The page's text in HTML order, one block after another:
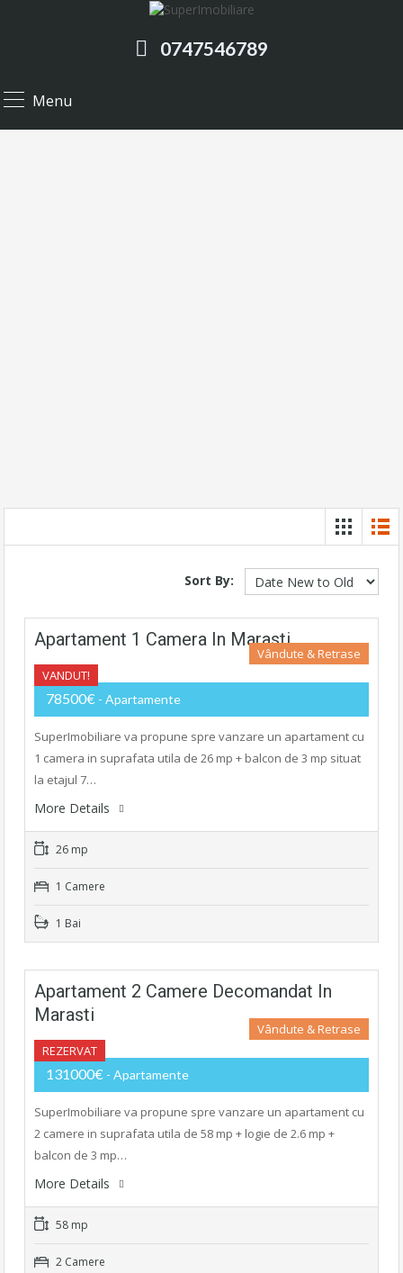
0747546789
Menu
Sort By:
Apartament 1 Camera In Marasti
VANDUT!
Vândute & Retrase
78500€ - Apartamente
SuperImobiliare va propune spre vanzare un apartament cu
1 camera in suprafata utila de 26 mp + balcon de 3 mp situat
la etajul 7…
More Details
26 mp
1 Camere
1 Bai
Apartament 2 Camere Decomandat In
Marasti
REZERVAT
Vândute & Retrase
131000€ - Apartamente
SuperImobiliare va propune spre vanzare un apartament cu
2 camere in suprafata utila de 58 mp + logie de 2.6 mp +
balcon de 3 mp…
More Details
58 mp
2 Camere